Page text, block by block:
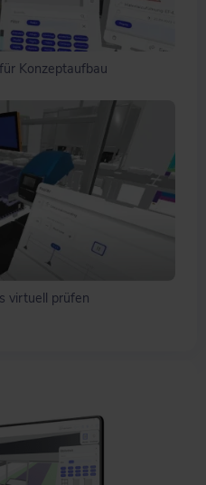
Konzeptaufbau
virtuell prüfen